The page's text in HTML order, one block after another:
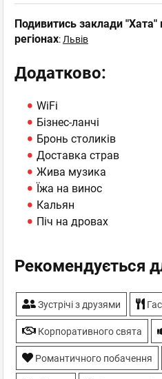
Подивитись заклади "Хата"
регіонах: Львів
Додатково:
WiFi
Бізнес-ланчі
Бронь столиків
Доставка страв
Жива музика
Їжа на винос
Кальян
Піч на дровах
Рекомендується
Зустрічі з друзями
Корпоративного свята
Романтичного побачення